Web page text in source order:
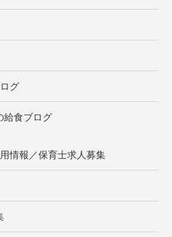
グ
給食ブログ
情報／保育士求人募集